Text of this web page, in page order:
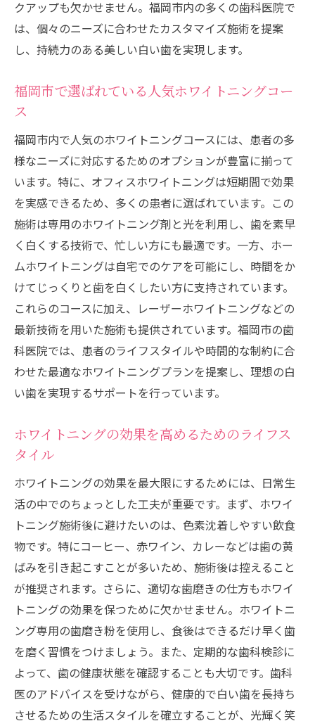
クアップも欠かせません。福岡市内の多くの歯科医院で
は、個々のニーズに合わせたカスタマイズ施術を提案
し、持続力のある美しい白い歯を実現します。
福岡市で選ばれている人気ホワイトニングコー
ス
福岡市内で人気のホワイトニングコースには、患者の多
様なニーズに対応するためのオプションが豊富に揃って
います。特に、オフィスホワイトニングは短期間で効果
を実感できるため、多くの患者に選ばれています。この
施術は専用のホワイトニング剤と光を利用し、歯を素早
く白くする技術で、忙しい方にも最適です。一方、ホー
ムホワイトニングは自宅でのケアを可能にし、時間をか
けてじっくりと歯を白くしたい方に支持されています。
これらのコースに加え、レーザーホワイトニングなどの
最新技術を用いた施術も提供されています。福岡市の歯
科医院では、患者のライフスタイルや時間的な制約に合
わせた最適なホワイトニングプランを提案し、理想の白
い歯を実現するサポートを行っています。
ホワイトニングの効果を高めるためのライフス
タイル
ホワイトニングの効果を最大限にするためには、日常生
活の中でのちょっとした工夫が重要です。まず、ホワイ
トニング施術後に避けたいのは、色素沈着しやすい飲食
物です。特にコーヒー、赤ワイン、カレーなどは歯の黄
ばみを引き起こすことが多いため、施術後は控えること
が推奨されます。さらに、適切な歯磨きの仕方もホワイ
トニングの効果を保つために欠かせません。ホワイトニ
ング専用の歯磨き粉を使用し、食後はできるだけ早く歯
を磨く習慣をつけましょう。また、定期的な歯科検診に
よって、歯の健康状態を確認することも大切です。歯科
医のアドバイスを受けながら、健康的で白い歯を長持ち
させるための生活スタイルを確立することが、光輝く笑